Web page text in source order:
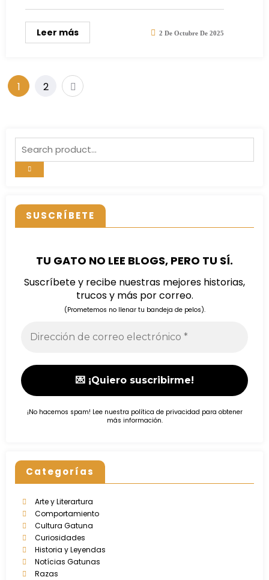
Leer más 2 De Octubre De 2025
Paginación
1 2
SUSCRÍBETE
TU GATO NO LEE BLOGS, PERO TU SÍ.
Suscríbete y recibe nuestras mejores historias,
trucos y más por correo.
(Prometemos no llenar tu bandeja de pelos).
¡No hacemos spam! Lee nuestra política de privacidad para obtener
más información.
Categorías
Arte y Literartura
Comportamiento
Cultura Gatuna
Curiosidades
Historia y Leyendas
Notícias Gatunas
Razas